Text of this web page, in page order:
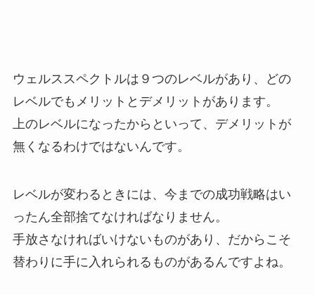
ウェルススペクトルは９つのレベルがあり、どの
レベルでもメリットとデメリットがあります。
上のレベルになったからといって、デメリットが
無くなるわけではないんです。
レベルが変わるときには、今までの成功戦略はい
ったん全部捨てなければなりません。
手放さなければいけないものがあり、だからこそ
替わりに手に入れられるものがあるんですよね。